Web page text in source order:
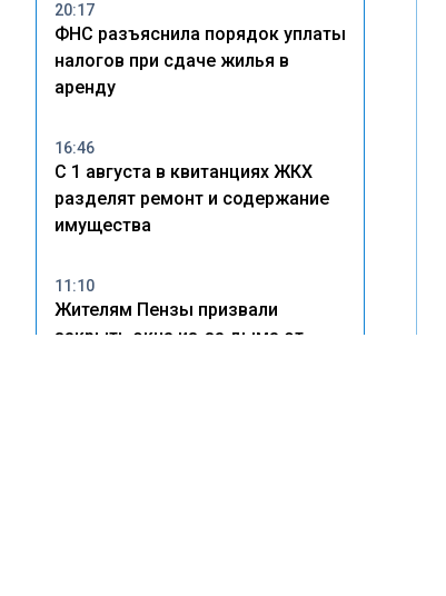
20:17
ФНС разъяснила порядок уплаты
налогов при сдаче жилья в
аренду
16:46
С 1 августа в квитанциях ЖКХ
разделят ремонт и содержание
имущества
11:10
Жителям Пензы призвали
закрыть окна из-за дыма от